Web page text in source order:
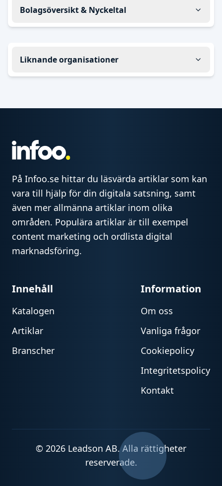
Bolagsöversikt & Nyckeltal
Liknande organisationer
På Infoo.se hittar du läsvärda artiklar som kan
vara till hjälp för din digitala satsning, samt
även mer allmänna artiklar inom olika
områden. Populära artiklar är till exempel
content marketing och ordlista digital
marknadsföring.
Innehåll
Katalogen
Artiklar
Branscher
Information
Om oss
Vanliga frågor
Cookiepolicy
Integritetspolicy
Kontakt
© 2026 Leadson AB. Alla rättigheter
reserverade.